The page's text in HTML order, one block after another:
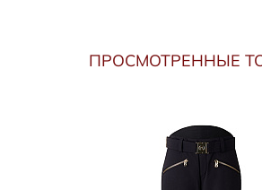
ПРОСМОТРЕННЫЕ